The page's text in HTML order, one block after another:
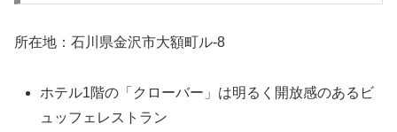
所在地：石川県金沢市大額町ル-8
ホテル1階の「クローバー」は明るく開放感のあるビ
ュッフェレストラン